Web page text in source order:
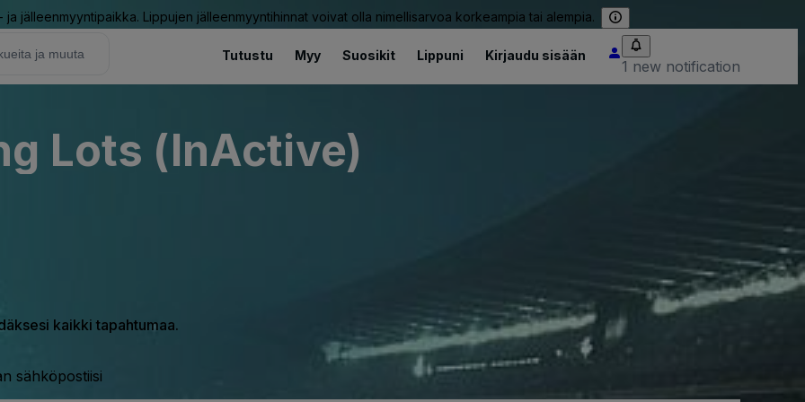
ja jälleenmyyntipaikka. Lippujen jälleenmyyntihinnat voivat olla nimellisarvoa korkeampia tai alempia.
Tutustu Myy Suosikit Lippuni Kirjaudu sisään
1 new notification
Lots (InActive)
kaikki tapahtumaa.
sähköpostiisi